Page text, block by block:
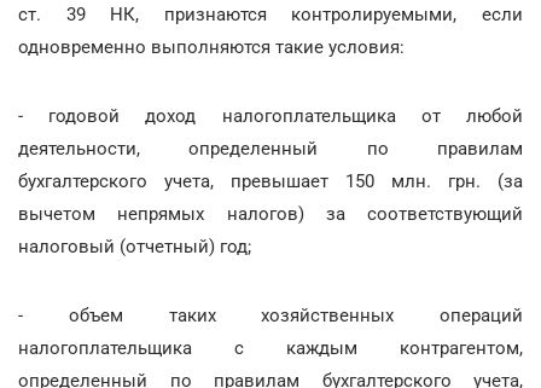
ст. 39 НК, признаются контролируемыми, если
одновременно выполняются такие условия:
- годовой доход налогоплательщика от любой
деятельности, определенный по правилам
бухгалтерского учета, превышает 150 млн. грн. (за
вычетом непрямых налогов) за соответствующий
налоговый (отчетный) год;
- объем таких хозяйственных операций
налогоплательщика с каждым контрагентом,
определенный по правилам бухгалтерского учета,